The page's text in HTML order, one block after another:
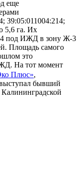
еще
39:05:011004:214;
5,6 га. Их
4 под ИЖД в зону Ж-3
Площадь самого
это
На тот момент
Плюс»,
выступал бывший